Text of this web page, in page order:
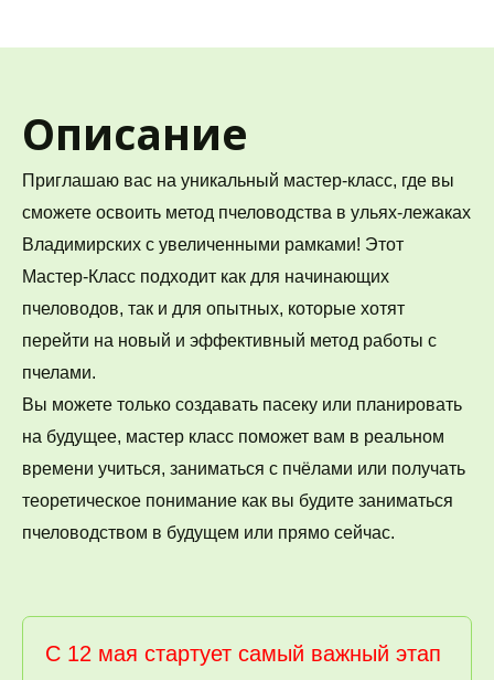
Описание
Приглашаю вас на уникальный мастер-класс, где вы
сможете освоить метод пчеловодства в ульях-лежаках
Владимирских с увеличенными рамками! Этот
Мастер-Класс подходит как для начинающих
пчеловодов, так и для опытных, которые хотят
перейти на новый и эффективный метод работы с
пчелами.
Вы можете только создавать пасеку или планировать
на будущее, мастер класс поможет вам в реальном
времени учиться, заниматься с пчёлами или получать
теоретическое понимание как вы будите заниматься
пчеловодством в будущем или прямо сейчас.
С 12 мая стартует самый важный этап